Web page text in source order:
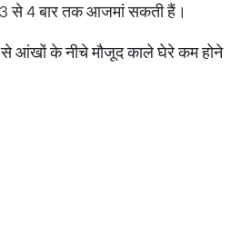
से 4 बार तक आजमां सकती हैं।
से आंखों के नीचे मौजूद काले घेरे कम होने